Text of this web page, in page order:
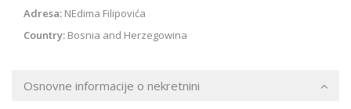
Adresa: NEdima Filipovića
Country: Bosnia and Herzegowina
Osnovne informacije o nekretnini